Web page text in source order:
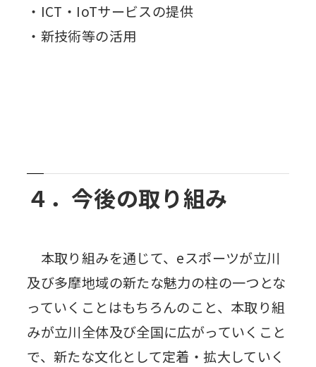
・ICT・IoTサービスの提供
・新技術等の活用
４．今後の取り組み
本取り組みを通じて、eスポーツが立川
及び多摩地域の新たな魅力の柱の一つとな
っていくことはもちろんのこと、本取り組
みが立川全体及び全国に広がっていくこと
で、新たな文化として定着・拡大していく